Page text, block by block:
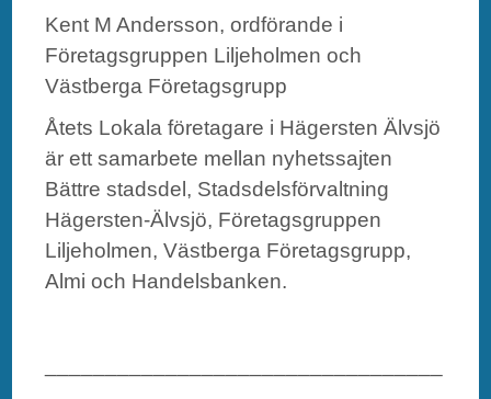
Kent M Andersson, ordförande i
Företagsgruppen Liljeholmen och
Västberga Företagsgrupp
Åtets Lokala företagare i Hägersten Älvsjö
är ett samarbete mellan nyhetssajten
Bättre stadsdel, Stadsdelsförvaltning
Hägersten-Älvsjö, Företagsgruppen
Liljeholmen, Västberga Företagsgrupp,
Almi och Handelsbanken.